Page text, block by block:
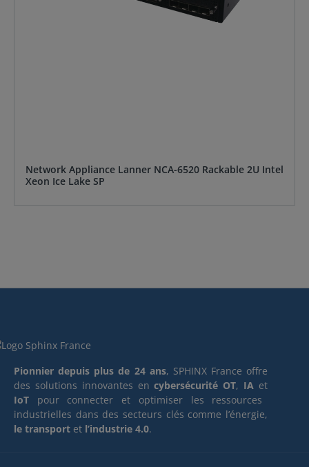
Network Appliance Lanner NCA-6520 Rackable 2U Intel
Xeon Ice Lake SP
Pionnier depuis plus de 24 ans, SPHINX France offre
des solutions innovantes encybersécurité OT, IA et
IoT pour connecter et optimiser les ressources
industrielles dans des secteurs clés comme l’énergie,
le transport et l’industrie 4.0.